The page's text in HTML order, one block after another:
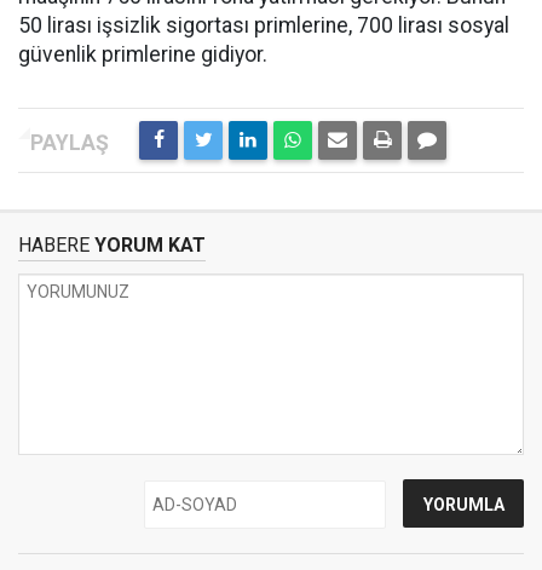
50 lirası işsizlik sigortası primlerine, 700 lirası sosyal
güvenlik primlerine gidiyor.
HABERE YORUM KAT